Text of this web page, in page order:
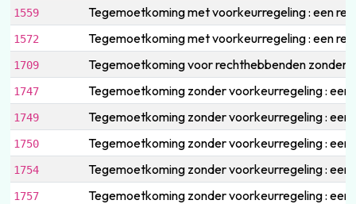
1559 Tegemoetkoming met voorkeurregeling : een
1572 Tegemoetkoming met voorkeurregeling : een
1709 Tegemoetkoming voor rechthebbenden zonder
1747 Tegemoetkoming zonder voorkeurregeling :
1749 Tegemoetkoming zonder voorkeurregeling :
1750 Tegemoetkoming zonder voorkeurregeling :
1754 Tegemoetkoming zonder voorkeurregeling :
1757 Tegemoetkoming zonder voorkeurregeling :